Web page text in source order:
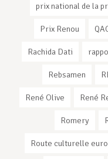
prix national de la
Prix Renou
Rachida Dati
Rebsamen
René Olive René
Romery
Route culturelle